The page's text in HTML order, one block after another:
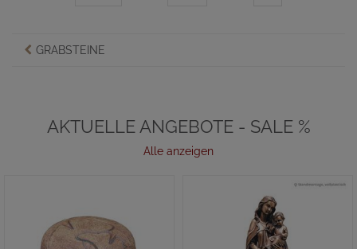
GRABSTEINE
AKTUELLE ANGEBOTE - SALE %
Alle anzeigen